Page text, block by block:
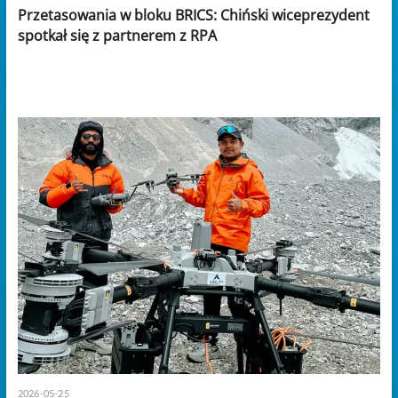
Przetasowania w bloku BRICS: Chiński wiceprezydent
spotkał się z partnerem z RPA
2026-05-25